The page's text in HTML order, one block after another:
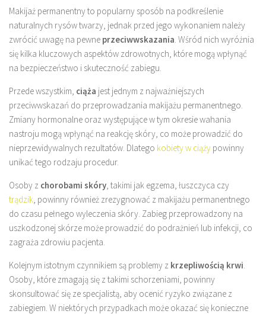
Makijaż permanentny to popularny sposób na podkreślenie
naturalnych rysów twarzy, jednak przed jego wykonaniem należy
zwrócić uwagę na pewne przeciwwskazania . Wśród nich wyróżnia
się kilka kluczowych aspektów zdrowotnych, które mogą wpłynąć
na bezpieczeństwo i skuteczność zabiegu.
Przede wszystkim, ciąża jest jednym z najważniejszych
przeciwwskazań do przeprowadzania makijażu permanentnego.
Zmiany hormonalne oraz występujące w tym okresie wahania
nastroju mogą wpłynąć na reakcję skóry, co może prowadzić do
nieprzewidywalnych rezultatów. Dlatego kobiety w ciąży powinny
unikać tego rodzaju procedur.
Osoby z chorobami skóry , takimi jak egzema, łuszczyca czy
trądzik , powinny również zrezygnować z makijażu permanentnego
do czasu pełnego wyleczenia skóry. Zabieg przeprowadzony na
uszkodzonej skórze może prowadzić do podrażnień lub infekcji, co
zagraża zdrowiu pacjenta.
Kolejnym istotnym czynnikiem są problemy z krzepliwością krwi
Osoby, które zmagają się z takimi schorzeniami, powinny
skonsultować się ze specjalistą, aby ocenić ryzyko związane z
zabiegiem. W niektórych przypadkach może okazać się konieczne